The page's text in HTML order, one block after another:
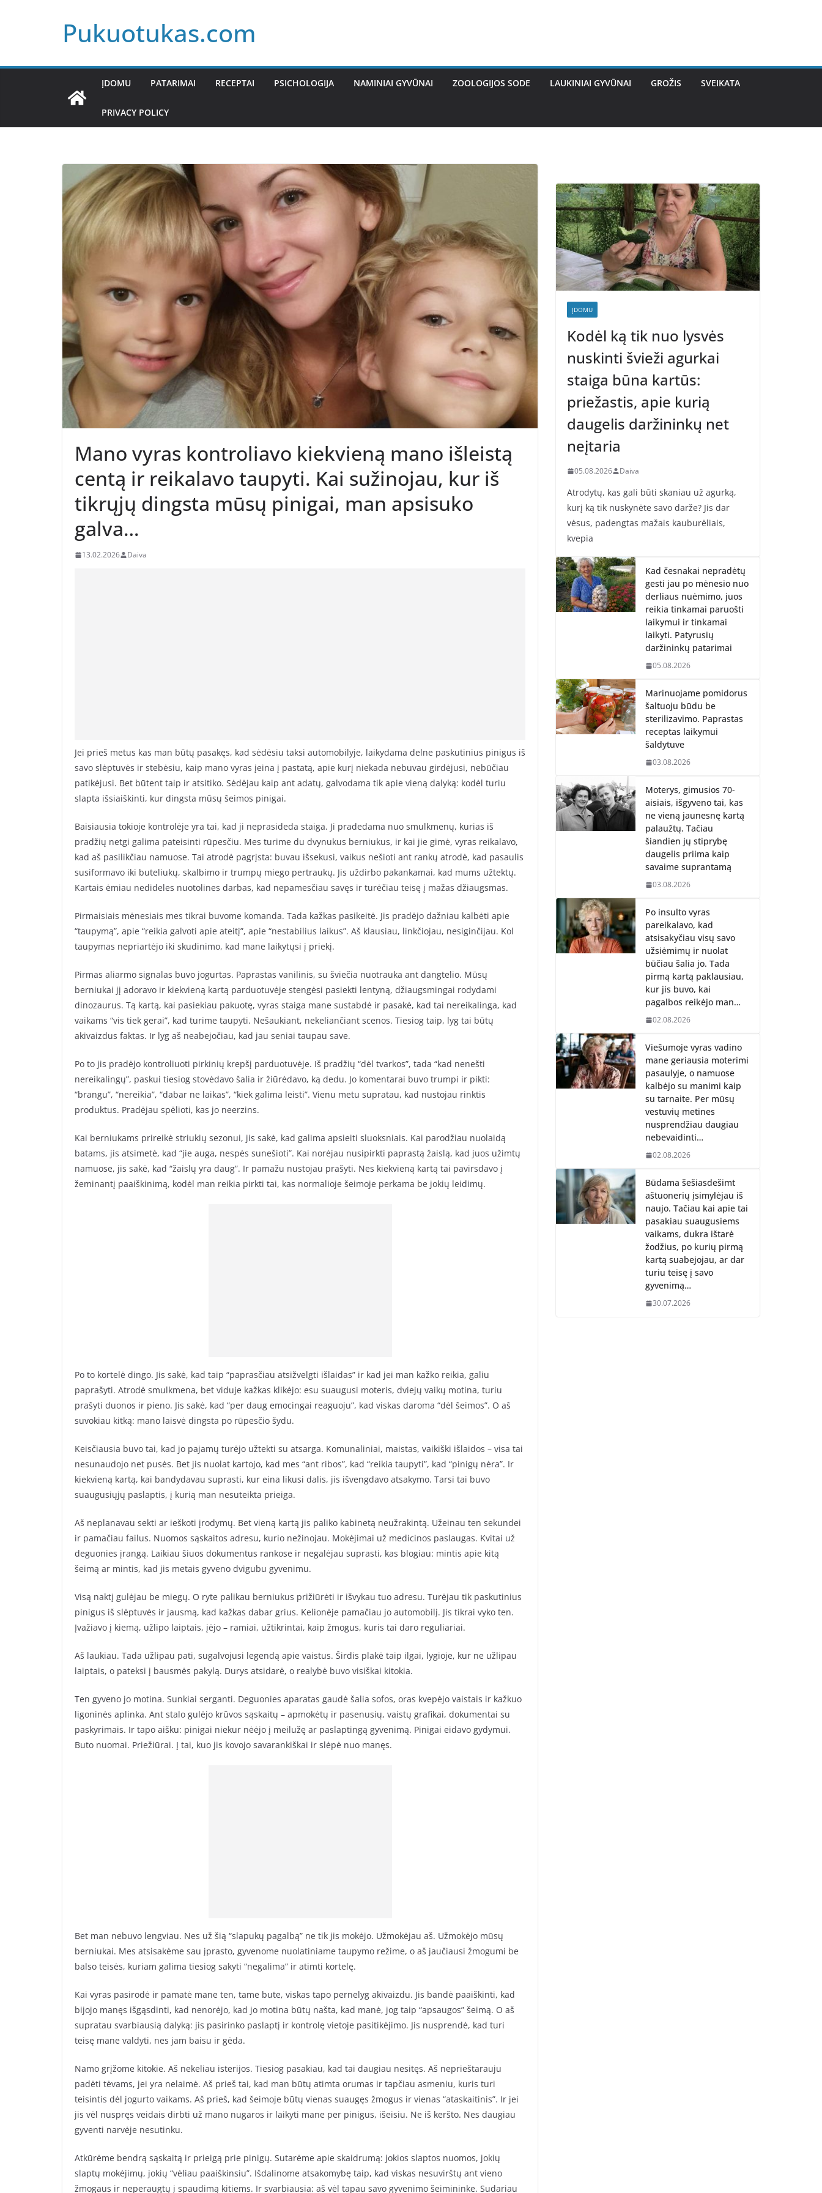
Pukuotukas.com
ĮDOMU PATARIMAI RECEPTAI PSICHOLOGIJA NAMINIAI GYVŪNAI ZOOLOGIJOS SODE LAUKINIAI GYVŪNAI GROŽIS SVEIKATA
PRIVACY POLICY
Mano vyras kontroliavo kiekvieną mano išleistą
centą ir reikalavo taupyti. Kai sužinojau, kur iš
tikrųjų dingsta mūsų pinigai, man apsisuko
galva…
13.02.2026 Daiva
Jei prieš metus kas man būtų pasakęs, kad sėdėsiu taksi automobilyje, laikydama delne paskutinius pinigus iš
savo slėptuvės ir stebėsiu, kaip mano vyras įeina į pastatą, apie kurį niekada nebuvau girdėjusi, nebūčiau
patikėjusi. Bet būtent taip ir atsitiko. Sėdėjau kaip ant adatų, galvodama tik apie vieną dalyką: kodėl turiu
slapta išsiaiškinti, kur dingsta mūsų šeimos pinigai.
Baisiausia tokioje kontrolėje yra tai, kad ji neprasideda staiga. Ji pradedama nuo smulkmenų, kurias iš
pradžių netgi galima pateisinti rūpesčiu. Mes turime du dvynukus berniukus, ir kai jie gimė, vyras reikalavo,
kad aš pasilikčiau namuose. Tai atrodė pagrįsta: buvau išsekusi, vaikus nešioti ant rankų atrodė, kad pasaulis
susiformavo iki buteliukų, skalbimo ir trumpų miego pertraukų. Jis uždirbo pakankamai, kad mums užtektų.
Kartais ėmiau nedideles nuotolines darbas, kad nepamesčiau savęs ir turėčiau teisę į mažas džiaugsmas.
Pirmaisiais mėnesiais mes tikrai buvome komanda. Tada kažkas pasikeitė. Jis pradėjo dažniau kalbėti apie
“taupymą”, apie “reikia galvoti apie ateitį”, apie “nestabilius laikus”. Aš klausiau, linkčiojau, nesiginčijau. Kol
taupymas nepriartėjo iki skudinimo, kad mane laikytųsi į priekį.
Pirmas aliarmo signalas buvo jogurtas. Paprastas vanilinis, su šviečia nuotrauka ant dangtelio. Mūsų
berniukai jį adoravo ir kiekvieną kartą parduotuvėje stengėsi pasiekti lentyną, džiaugsmingai rodydami
dinozaurus. Tą kartą, kai pasiekiau pakuotę, vyras staiga mane sustabdė ir pasakė, kad tai nereikalinga, kad
vaikams “vis tiek gerai”, kad turime taupyti. Nešaukiant, nekeliančiant scenos. Tiesiog taip, lyg tai būtų
akivaizdus faktas. Ir lyg aš neabejočiau, kad jau seniai taupau save.
Po to jis pradėjo kontroliuoti pirkinių krepšį parduotuvėje. Iš pradžių “dėl tvarkos”, tada “kad nenešti
nereikalingų”, paskui tiesiog stovėdavo šalia ir žiūrėdavo, ką dedu. Jo komentarai buvo trumpi ir pikti:
“brangu”, “nereikia”, “dabar ne laikas”, “kiek galima leisti”. Vienu metu supratau, kad nustojau rinktis
produktus. Pradėjau spėlioti, kas jo neerzins.
Kai berniukams prireikė striukių sezonui, jis sakė, kad galima apsieiti sluoksniais. Kai parodžiau nuolaidą
batams, jis atsimetė, kad “jie auga, nespės sunešioti”. Kai norėjau nusipirkti paprastą žaislą, kad juos užimtų
namuose, jis sakė, kad “žaislų yra daug”. Ir pamažu nustojau prašyti. Nes kiekvieną kartą tai pavirsdavo į
žeminantį paaiškinimą, kodėl man reikia pirkti tai, kas normalioje šeimoje perkama be jokių leidimų.
Po to kortelė dingo. Jis sakė, kad taip “paprasčiau atsižvelgti išlaidas” ir kad jei man kažko reikia, galiu
paprašyti. Atrodė smulkmena, bet viduje kažkas klikėjo: esu suaugusi moteris, dviejų vaikų motina, turiu
prašyti duonos ir pieno. Jis sakė, kad “per daug emocingai reaguoju”, kad viskas daroma “dėl šeimos”. O aš
suvokiau kitką: mano laisvė dingsta po rūpesčio šydu.
Keisčiausia buvo tai, kad jo pajamų turėjo užtekti su atsarga. Komunaliniai, maistas, vaikiški išlaidos – visa tai
nesunaudojo net pusės. Bet jis nuolat kartojo, kad mes “ant ribos”, kad “reikia taupyti”, kad “pinigų nėra”. Ir
kiekvieną kartą, kai bandydavau suprasti, kur eina likusi dalis, jis išvengdavo atsakymo. Tarsi tai buvo
suaugusiųjų paslaptis, į kurią man nesuteikta prieiga.
Aš neplanavau sekti ar ieškoti įrodymų. Bet vieną kartą jis paliko kabinetą neužrakintą. Užeinau ten sekundei
ir pamačiau failus. Nuomos sąskaitos adresu, kurio nežinojau. Mokėjimai už medicinos paslaugas. Kvitai už
deguonies įrangą. Laikiau šiuos dokumentus rankose ir negalėjau suprasti, kas blogiau: mintis apie kitą
šeimą ar mintis, kad jis metais gyveno dvigubu gyvenimu.
Visą naktį gulėjau be miegų. O ryte palikau berniukus prižiūrėti ir išvykau tuo adresu. Turėjau tik paskutinius
pinigus iš slėptuvės ir jausmą, kad kažkas dabar grius. Kelionėje pamačiau jo automobilį. Jis tikrai vyko ten.
Įvažiavo į kiemą, užlipo laiptais, įėjo – ramiai, užtikrintai, kaip žmogus, kuris tai daro reguliariai.
Aš laukiau. Tada užlipau pati, sugalvojusi legendą apie vaistus. Širdis plakė taip ilgai, lygioje, kur ne užlipau
laiptais, o pateksi į bausmės pakylą. Durys atsidarė, o realybė buvo visiškai kitokia.
Ten gyveno jo motina. Sunkiai serganti. Deguonies aparatas gaudė šalia sofos, oras kvepėjo vaistais ir kažkuo
ligoninės aplinka. Ant stalo gulėjo krūvos sąskaitų – apmokėtų ir pasenusių, vaistų grafikai, dokumentai su
paskyrimais. Ir tapo aišku: pinigai niekur nėėjo į meilužę ar paslaptingą gyvenimą. Pinigai eidavo gydymui.
Buto nuomai. Priežiūrai. Į tai, kuo jis kovojo savarankiškai ir slėpė nuo manęs.
Bet man nebuvo lengviau. Nes už šią “slapukų pagalbą” ne tik jis mokėjo. Užmokėjau aš. Užmokėjo mūsų
berniukai. Mes atsisakėme sau įprasto, gyvenome nuolatiniame taupymo režime, o aš jaučiausi žmogumi be
balso teisės, kuriam galima tiesiog sakyti “negalima” ir atimti kortelę.
Kai vyras pasirodė ir pamatė mane ten, tame bute, viskas tapo pernelyg akivaizdu. Jis bandė paaiškinti, kad
bijojo manęs išgąsdinti, kad nenorėjo, kad jo motina būtų našta, kad manė, jog taip “apsaugos” šeimą. O aš
supratau svarbiausią dalyką: jis pasirinko paslaptį ir kontrolę vietoje pasitikėjimo. Jis nusprendė, kad turi
teisę mane valdyti, nes jam baisu ir gėda.
Namo grįžome kitokie. Aš nekeliau isterijos. Tiesiog pasakiau, kad tai daugiau nesitęs. Aš neprieštarauju
padėti tėvams, jei yra nelaimė. Aš prieš tai, kad man būtų atimta orumas ir tapčiau asmeniu, kuris turi
teisintis dėl jogurto vaikams. Aš prieš, kad šeimoje būtų vienas suaugęs žmogus ir vienas “ataskaitinis”. Ir jei
jis vėl nuspręs veidais dirbti už mano nugaros ir laikyti mane per pinigus, išeisiu. Ne iš keršto. Nes daugiau
gyventi narvėje nesutinku.
Atkūrėme bendrą sąskaitą ir prieigą prie pinigų. Sutarėme apie skaidrumą: jokios slaptos nuomos, jokių
slaptų mokėjimų, jokių “vėliau paaiškinsiu”. Išdalinome atsakomybę taip, kad viskas nesuvirštų ant vieno
žmogaus ir neperaugtų į spaudimą kitiems. Ir svarbiausia: aš vėl tapau savo gyvenimo šeimininke. Sudariau
ĮDOMU
Kodėl ką tik nuo lysvės
nuskinti švieži agurkai
staiga būna kartūs:
priežastis, apie kurią
daugelis daržininkų net
neįtaria
05.08.2026 Daiva
Atrodytų, kas gali būti skaniau už agurką,
kurį ką tik nuskynėte savo darže? Jis dar
vėsus, padengtas mažais kauburėliais,
kvepia
Kad česnakai nepradėtų
gesti jau po mėnesio nuo
derliaus nuėmimo, juos
reikia tinkamai paruošti
laikymui ir tinkamai
laikyti. Patyrusių
daržininkų patarimai
05.08.2026
Marinuojame pomidorus
šaltuoju būdu be
sterilizavimo. Paprastas
receptas laikymui
šaldytuve
03.08.2026
Moterys, gimusios 70-
aisiais, išgyveno tai, kas
ne vieną jaunesnę kartą
palaužtų. Tačiau
šiandien jų stiprybę
daugelis priima kaip
savaime suprantamą
03.08.2026
Po insulto vyras
pareikalavo, kad
atsisakyčiau visų savo
užsiėmimų ir nuolat
būčiau šalia jo. Tada
pirmą kartą paklausiau,
kur jis buvo, kai
pagalbos reikėjo man…
02.08.2026
Viešumoje vyras vadino
mane geriausia moterimi
pasaulyje, o namuose
kalbėjo su manimi kaip
su tarnaite. Per mūsų
vestuvių metines
nusprendžiau daugiau
nebevaidinti…
02.08.2026
Būdama šešiasdešimt
aštuonerių įsimylėjau iš
naujo. Tačiau kai apie tai
pasakiau suaugusiems
vaikams, dukra ištarė
žodžius, po kurių pirmą
kartą suabejojau, ar dar
turiu teisę į savo
gyvenimą…
30.07.2026